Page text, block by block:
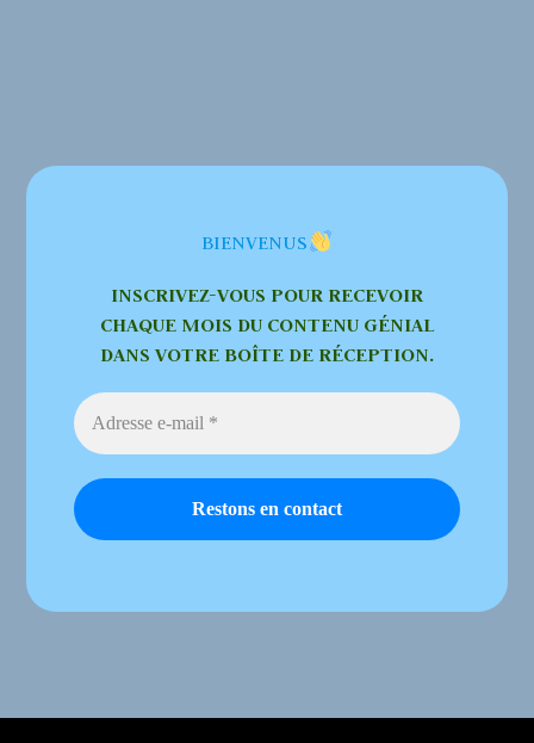
BIENVENUS
INSCRIVEZ-VOUS POUR RECEVOIR
CHAQUE MOIS DU CONTENU GÉNIAL
DANS VOTRE BOÎTE DE RÉCEPTION.